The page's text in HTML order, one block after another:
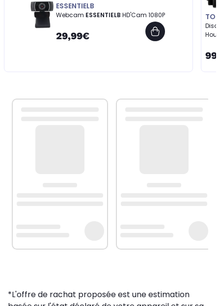
ESSENTIELB
Webcam ESSENTIELB HD'Cam 1080P
29,99€
*L'offre de rachat proposée est une estimation